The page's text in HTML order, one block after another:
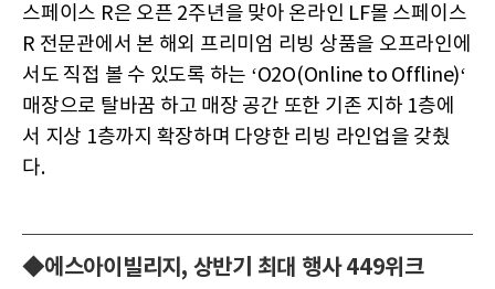
스페이스 R은 오픈 2주년을 맞아 온라인 LF몰 스페이스
R 전문관에서 본 해외 프리미엄 리빙 상품을 오프라인에
서도 직접 볼 수 있도록 하는 ‘O2O(Online to Offline)‘
매장으로 탈바꿈 하고 매장 공간 또한 기존 지하 1층에
서 지상 1층까지 확장하며 다양한 리빙 라인업을 갖췄
다.
◆에스아이빌리지, 상반기 최대 행사 449위크